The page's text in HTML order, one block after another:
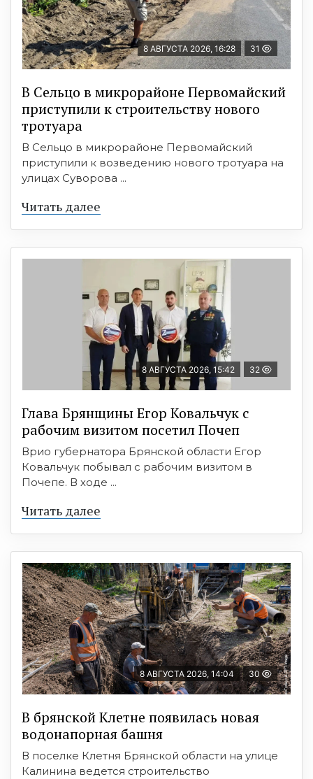
8 АВГУСТА 2026, 16:28 31
В Сельцо в микрорайоне Первомайский
приступили к строительству нового
тротуара
В Сельцо в микрорайоне Первомайский
приступили к возведению нового тротуара на
улицах Суворова ...
Читать далее
8 АВГУСТА 2026, 15:42 32
Глава Брянщины Егор Ковальчук с
рабочим визитом посетил Почеп
Врио губернатора Брянской области Егор
Ковальчук побывал с рабочим визитом в
Почепе. В ходе ...
Читать далее
8 АВГУСТА 2026, 14:04 30
В брянской Клетне появилась новая
водонапорная башня
В поселке Клетня Брянской области на улице
Калинина ведется строительство